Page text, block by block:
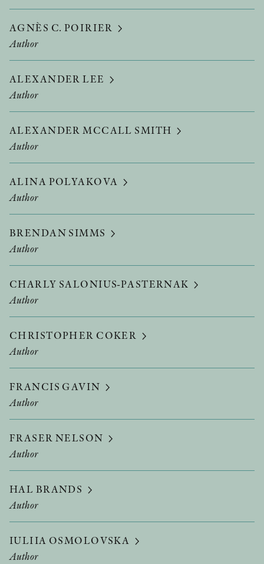
AGNÈS C. POIRIER
Author
ALEXANDER LEE
Author
ALEXANDER MCCALL SMITH
Author
ALINA POLYAKOVA
Author
BRENDAN SIMMS
Author
CHARLY SALONIUS-PASTERNAK
Author
CHRISTOPHER COKER
Author
FRANCIS GAVIN
Author
FRASER NELSON
Author
HAL BRANDS
Author
IULIIA OSMOLOVSKA
Author